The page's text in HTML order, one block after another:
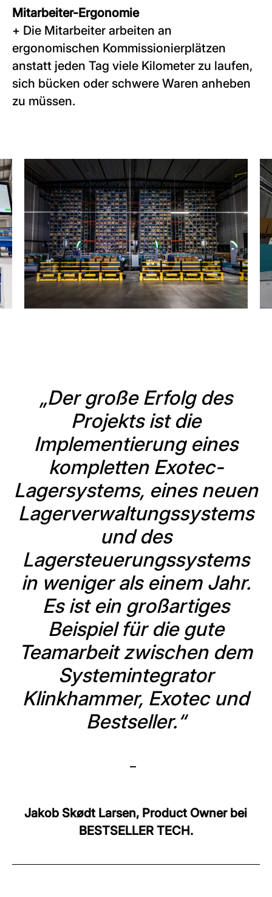
Mitarbeiter-Ergonomie
+ Die Mitarbeiter arbeiten an
ergonomischen Kommissionierplätzen
anstatt jeden Tag viele Kilometer zu laufen,
sich bücken oder schwere Waren anheben
zu müssen.
„Der große Erfolg des
Projekts ist die
Implementierung eines
kompletten Exotec-
Lagersystems, eines neuen
Lagerverwaltungssystems
und des
Lagersteuerungssystems
in weniger als einem Jahr.
Es ist ein großartiges
Beispiel für die gute
Teamarbeit zwischen dem
Systemintegrator
Klinkhammer, Exotec und
Bestseller.“
–
Jakob Skødt Larsen, Product Owner bei
BESTSELLER TECH.